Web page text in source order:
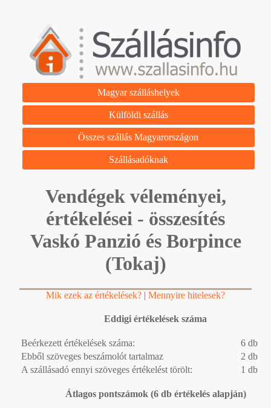
Magyar szálláshelyek
Külföldi szállás
Összes szállás Magyarországon
Szállásadóknak
Vendégek véleményei,
értékelései - összesítés
Vaskó Panzió és Borpince
(Tokaj)
Mik ezek az értékelések? | Mennyire hitelesek?
Eddigi értékelések száma
Beérkezett értékelések száma:
6 db
Ebből szöveges beszámolót tartalmaz
2 db
A szállásadó ennyi szöveges értékelést törölt:
1 db
Átlagos pontszámok (6 db értékelés alapján)